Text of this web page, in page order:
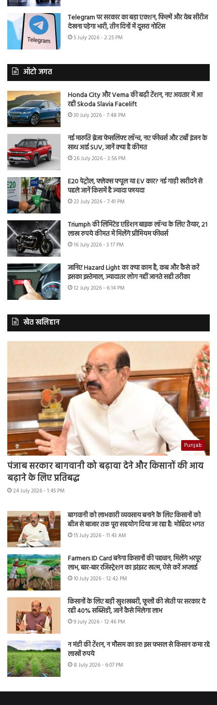
Telegram पर सरकार का बड़ा एक्शन, फिल्में और वेब सीरीज
देखना पड़ेगा भारी, तीन दिनों में दूसरा नोटिस
5 July 2026 - 2:25 PM
ऑटो जगत
Honda City और Verna की बढ़ी टेंशन, नए अवतार में आ
रही Skoda Slavia Facelift
30 July 2026 - 7:48 PM
नई मारुति ब्रेजा फेसलिफ्ट लॉन्च, नए फीचर्स और टर्बो इंजन के
साथ आई SUV, जानें क्या है कीमत
26 July 2026 - 3:56 PM
E20 पेट्रोल, फ्लेक्स फ्यूल या EV कार? नई गाड़ी खरीदने से
पहले जानें किसमें है ज्यादा फायदा
23 July 2026 - 7:41 PM
Triumph की लिमिटेड एडिशन बाइक लॉन्च के लिए तैयार, 21
लाख रुपये कीमत में मिलेंगे प्रीमियम फीचर्स
16 July 2026 - 3:17 PM
जानिए Hazard Light का क्या काम है, कब और कैसे करें
इसका इस्तेमाल, ज्यादातर लोग नहीं जानते सही तरीका
12 July 2026 - 6:14 PM
खेत खलिहान
Punjab
पंजाब सरकार बागवानी को बढ़ावा देने और किसानों की आय
बढ़ाने के लिए प्रतिबद्ध
24 July 2026 - 1:45 PM
बागवानी को लाभकारी व्यवसाय बनाने के लिए किसानों को
बीज से बाजार तक पूरा सहयोग दिया जा रहा है: मोहिंदर भगत
15 July 2026 - 11:43 AM
Farmers ID Card बनेगा किसानों की पहचान, मिलेंगे भरपूर
लाभ, बार-बार रजिस्ट्रेशन का झंझट खत्म, ऐसे करें अप्लाई
10 July 2026 - 12:42 PM
किसानों के लिए बड़ी खुशखबरी, फूलों की खेती पर सरकार दे
रही 40% सब्सिडी, जानें कैसे मिलेगा लाभ
9 July 2026 - 12:46 PM
न मंडी की टेंशन, न मौसम का डर! इस फसल से किसान कमा रहे
लाखों रुपये
8 July 2026 - 6:07 PM